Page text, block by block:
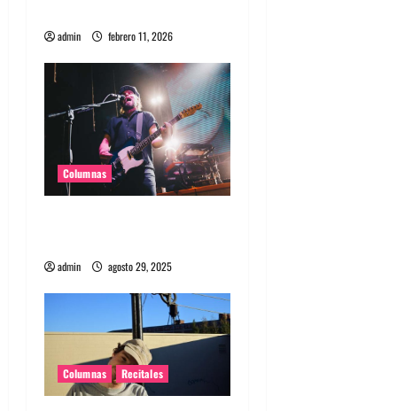
admin febrero 11, 2026
Columnas
admin agosto 29, 2025
Columnas Recitales